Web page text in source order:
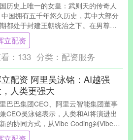
历史上唯一的女皇：武则天的传奇人
国拥有五千年悠久历史，其中大部分
都处于封建王朝统治之下。在男尊女
古代社会，帝王之位几乎被男性垄
这既反映了当....
立配资
： 133 分类： 配资服务
配资 阿里吴泳铭：AI越强
人类更强大
巴巴集团CEO、阿里云智能集团董事
CEO吴泳铭表示，人类和AI将演进出
的协同方式，从Vibe Coding到Vibe
。未来，每个家庭....